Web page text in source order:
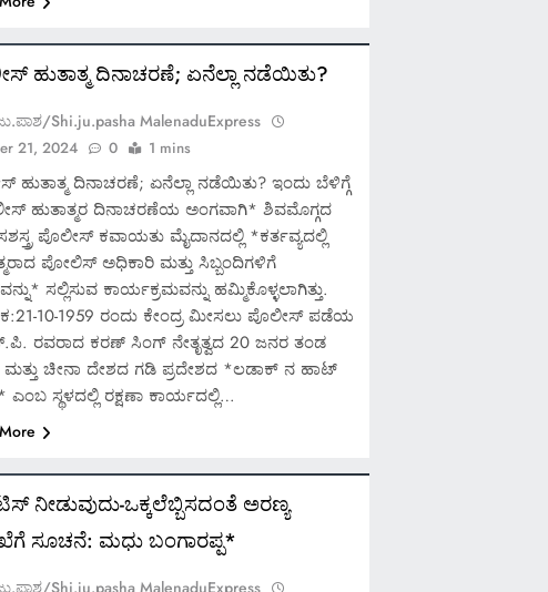
ಹುತಾತ್ಮ ದಿನಾಚರಣೆ; ಏನೆಲ್ಲಾ ನಡೆಯಿತು?
Shi.ju.pasha MalenaduExpress
21, 2024 0 1 mins
ಹುತಾತ್ಮ ದಿನಾಚರಣೆ; ಏನೆಲ್ಲಾ ನಡೆಯಿತು? ಇಂದು ಬೆಳಿಗ್ಗೆ
ಹುತಾತ್ಮರ ದಿನಾಚರಣೆಯ ಅಂಗವಾಗಿ* ಶಿವಮೊಗ್ಗದ
ಪೊಲೀಸ್ ಕವಾಯತು ಮೈದಾನದಲ್ಲಿ *ಕರ್ತವ್ಯದಲ್ಲಿ
ಪೋಲಿಸ್ ಅಧಿಕಾರಿ ಮತ್ತು ಸಿಬ್ಬಂದಿಗಳಿಗೆ
ಸಲ್ಲಿಸುವ ಕಾರ್ಯಕ್ರಮವನ್ನು ಹಮ್ಮಿಕೊಳ್ಳಲಾಗಿತ್ತು.
10-1959 ರಂದು ಕೇಂದ್ರ ಮೀಸಲು ಪೊಲೀಸ್ ಪಡೆಯ
ರವರಾದ ಕರಣ್ ಸಿಂಗ್ ನೇತೃತ್ವದ 20 ಜನರ ತಂಡ
ಮತ್ತು ಚೀನಾ ದೇಶದ ಗಡಿ ಪ್ರದೇಶದ *ಲಡಾಕ್ ನ ಹಾಟ್
ಎಂಬ ಸ್ಥಳದಲ್ಲಿ ರಕ್ಷಣಾ ಕಾರ್ಯದಲ್ಲಿ…
ನೀಡುವುದು-ಒಕ್ಕಲೆಬ್ಬಿಸದಂತೆ ಅರಣ್ಯ
ಸೂಚನೆ: ಮಧು ಬಂಗಾರಪ್ಪ*
Shi.ju.pasha MalenaduExpress